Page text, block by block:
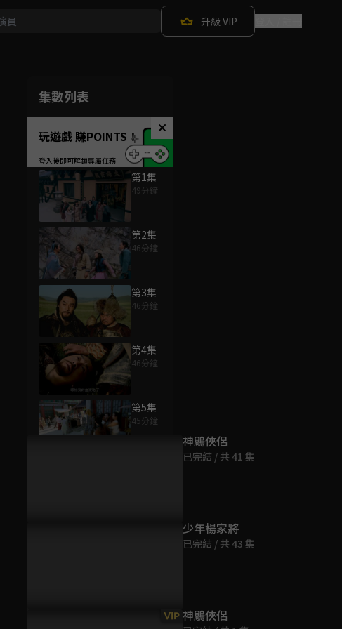
升級 VIP
集數列表
玩遊戲 賺POINTS！
第1集
49分鐘
第2集
46分鐘
第3集
46分鐘
第4集
46分鐘
第5集
45分鐘
為您推薦
神鵰俠侶
已完結 / 共 41 集
少年楊家將
已完結 / 共 43 集
VIP 神鵰俠侶